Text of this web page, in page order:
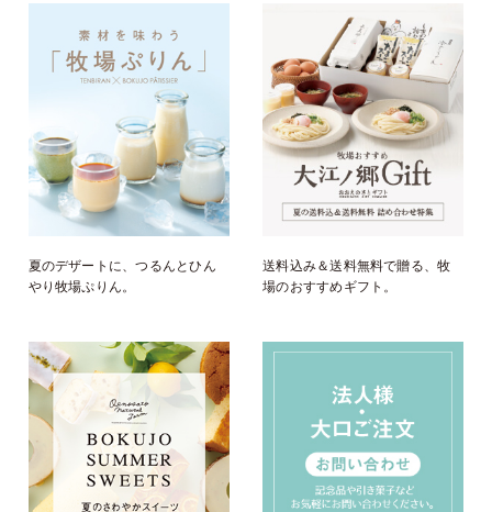
夏のデザートに、つるんとひん
やり牧場ぷりん。
送料込み＆送料無料で贈る、牧
場のおすすめギフト。